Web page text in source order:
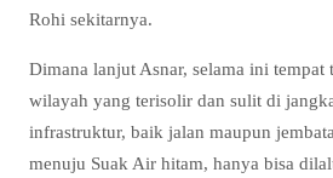
Rohi sekitarnya.
Dimana lanjut Asnar, selama ini tempat
wilayah yang terisolir dan sulit di
infrastruktur, baik jalan maupun
menuju Suak Air hitam, hanya bisa